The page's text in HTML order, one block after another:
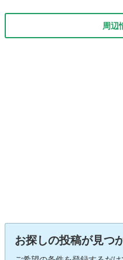
周辺
お探しの投稿が見つ